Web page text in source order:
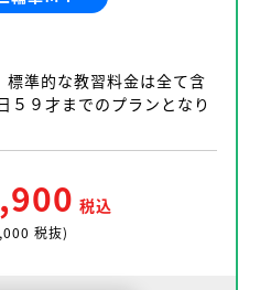
準的な教習料金は全て含
５９才までのプランとなり
税込
税抜)